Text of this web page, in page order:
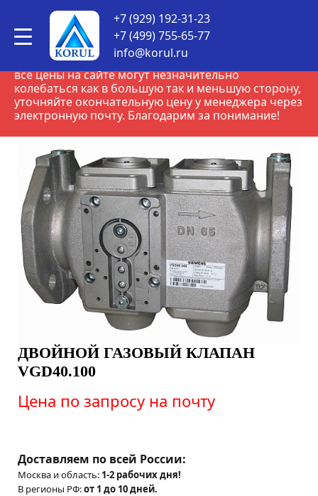
+7 (929) 192-31-23
+7 (499) 755-65-77
info@korul.ru
контроллеры серии RWF Siemens•Двойной газовый
клапан VGD40.100
ВНИМАНИЕ! В связи с нестабильным курсом рубля,
все цены на сайте могут незначительно
колебаться как в большую так и меньшую сторону,
уточняйте окончательную цену у менеджера через
электронную почту. Благодарим за понимание!
ДВОЙНОЙ ГАЗОВЫЙ КЛАПАН
VGD40.100
Цена по запросу на почту
Доставляем по всей России:
Москва и область: 1-2 рабочих дня!
В регионы РФ:от 1 до 10 дней.